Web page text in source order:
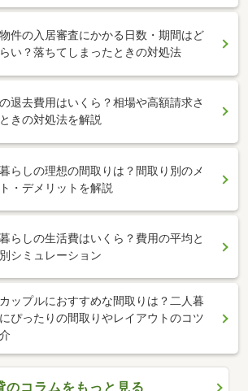
件の入居審査にかかる日数・期間はど
い？落ちてしまったときの対処法
退去費用はいくら？相場や高額請求さ
きの対処法を解説
らしの理想の間取りは？間取り別のメ
・デメリットを解説
らしの生活費はいくら？費用の平均と
シミュレーション
ップルにおすすめな間取りは？二人暮
ぴったりの間取りやレイアウトのコツ
のコラムをもっと見る